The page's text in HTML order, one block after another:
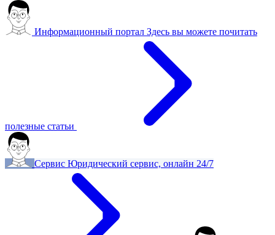
Информационный портал Здесь вы можете почитать
полезные статьи
Сервис Юридический сервис, онлайн 24/7